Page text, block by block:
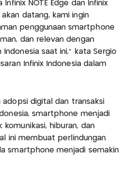
Infinix NOTE Edge dan Infinix
akan datang, kami ingin
penggunaan smartphone
dan relevan dengan
Indonesia saat ini," kata Sergio
Infinix Indonesia dalam
adopsi digital dan transaksi
smartphone menjadi
hiburan, dan
ini membuat perlindungan
smartphone menjadi semakin